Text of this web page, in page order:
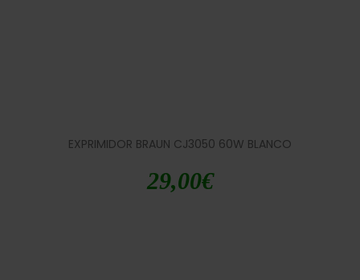
EXPRIMIDOR BRAUN CJ3050 60W BLANCO
29,00€